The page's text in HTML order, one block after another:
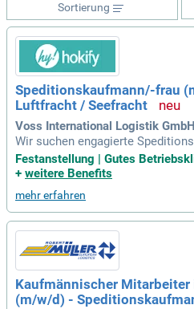
Sortierung
Speditionskaufmann/-frau
Luftfracht / Seefracht
Voss International Logistik
Wir suchen engagierte
SS International, einen der
m Schwer- und Spezialtransport.
atung unserer Kunden in den
Seefracht. Mit über 80
de Industriezentren in Europa
Bei uns gestalten Sie die
tragen zur Wertschöpfung
eil eines dynamischen Teams,
t bietet. Bewerben Sie sich jetzt
e Zukunft der Logistik!
Festanstellung | Gutes
+ weitere Benefits
mehr erfahren
Kaufmännischer
(m/w/d) -